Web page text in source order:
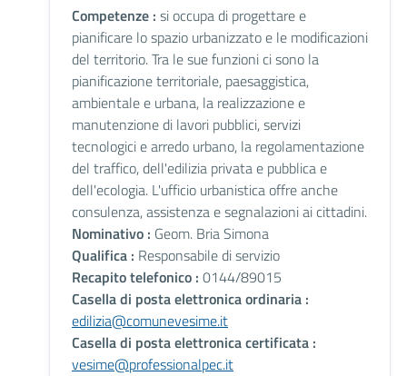
Competenze : si occupa di progettare e
pianificare lo spazio urbanizzato e le modificazioni
del territorio. Tra le sue funzioni ci sono la
pianificazione territoriale, paesaggistica,
ambientale e urbana, la realizzazione e
manutenzione di lavori pubblici, servizi
tecnologici e arredo urbano, la regolamentazione
del traffico, dell'edilizia privata e pubblica e
dell'ecologia. L'ufficio urbanistica offre anche
consulenza, assistenza e segnalazioni ai cittadini.
Nominativo : Geom. Bria Simona
Qualifica : Responsabile di servizio
Recapito telefonico : 0144/89015
Casella di posta elettronica ordinaria :
edilizia@comunevesime.it
Casella di posta elettronica certificata :
vesime@professionalpec.it